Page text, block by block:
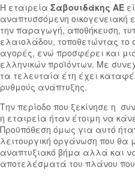
Η εταιρεία Σαβουιδάκης ΑΕ
αναπτυσσόμενη οικογενειακή
την παραγωγή, αποθήκευση,
ελαιολάδου, τοποθετώντας το
αγορές, ενώ προσφέρει και
ελληνικών προϊόντων. Με
τα τελευταία έτη έχει
ρυθμούς ανάπτυξης.
Την περίοδο που ξεκίνησε η
η εταιρεία ήταν έτοιμη να
Προϋπόθεση όμως για αυτό
λειτουργική οργάνωση που θα
αναπτυξιακό βήμα αλλά και
αποτελέσματά του πλάνου